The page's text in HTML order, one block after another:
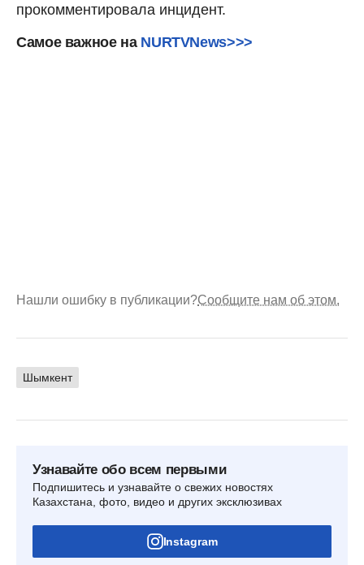
прокомментировала инцидент.
Самое важное на NURTVNews>>>
Нашли ошибку в публикации?Сообщите нам об этом.
Шымкент
Узнавайте обо всем первыми
Подпишитесь и узнавайте о свежих новостях
Казахстана, фото, видео и других эксклюзивах
Instagram